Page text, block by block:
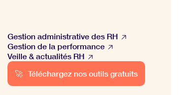
Gestion administrative des RH
Gestion de la performance
Veille & actualités RH
🚀 Téléchargez nos outils gratuits